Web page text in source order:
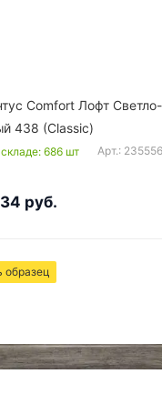
Comfort Лофт Светло-
438 (Classic)
: 686 шт Арт.: 235556
руб.
образец